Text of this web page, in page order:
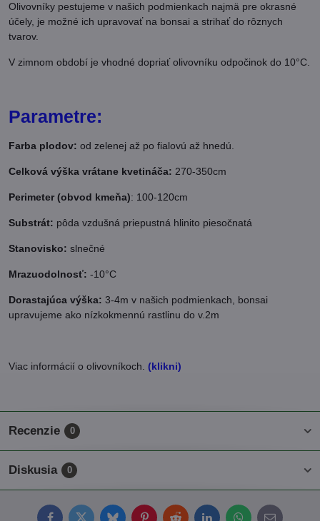
Olivovníky pestujeme v našich podmienkach najmä pre okrasné
účely, je možné ich upravovať na bonsai a strihať do rôznych
tvarov.
V zimnom období je vhodné dopriať olivovníku odpočinok do 10°C.
Parametre:
Farba plodov: od zelenej až po fialovú až hnedú.
Celková výška vrátane kvetináča: 270-350cm
Perimeter (obvod kmeňa): 100-120cm
Substrát: pôda vzdušná priepustná hlinito piesočnatá
Stanovisko: slnečné
Mrazuodolnosť: -10°C
Dorastajúca výška: 3-4m v našich podmienkach, bonsai
upravujeme ako nízkokmennú rastlinu do v.2m
Viac informácií o olivovníkoch. (klikni)
Recenzie 0
Diskusia 0